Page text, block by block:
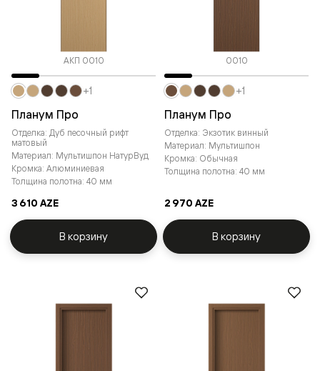
АКП 0010
Планум Про
Отделка: Дуб песочный рифт
матовый
Материал: Мультишпон НатурВуд
Кромка: Алюминиевая
Толщина полотна: 40 мм
3 610 AZE
+1
В корзину
0010
Планум Про
Отделка: Экзотик винный
Материал: Мультишпон
Кромка: Обычная
Толщина полотна: 40 мм
2 970 AZE
+1
В корзину